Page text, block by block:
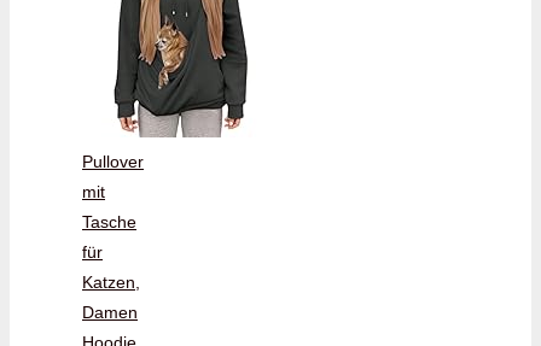
Pullover
mit
Tasche
für
Katzen,
Damen
Hoodie